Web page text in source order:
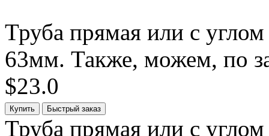
Труба прямая или с
63мм. Также, можем, по
$23.0
Труба прямая или с